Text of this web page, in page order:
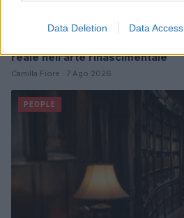
Data Deletion Data Access
reale nell’arte rinascimentale
Camilla Fiore · 7 Ago 2026
PEOPLE